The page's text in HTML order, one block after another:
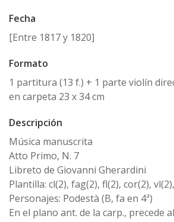
Fecha
[Entre 1817 y 1820]
Formato
1 partitura (13 f.) + 1 parte violín
en carpeta 23 x 34 cm
Descripción
Música manuscrita
Atto Primo, N. 7
Libreto de Giovanni Gherardini
Plantilla: cl(2), fag(2), fl(2), cor(2),
Personajes: Podestà (B, fa en 4ª)
En el plano ant. de la carp., precede